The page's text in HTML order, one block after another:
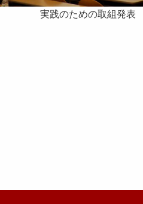
実践のための取組発表